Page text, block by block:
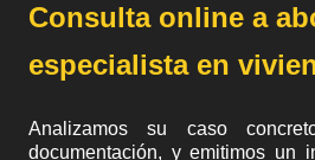
Consulta online a
especialista en
Analizamos su caso
documentación, y emitimos un